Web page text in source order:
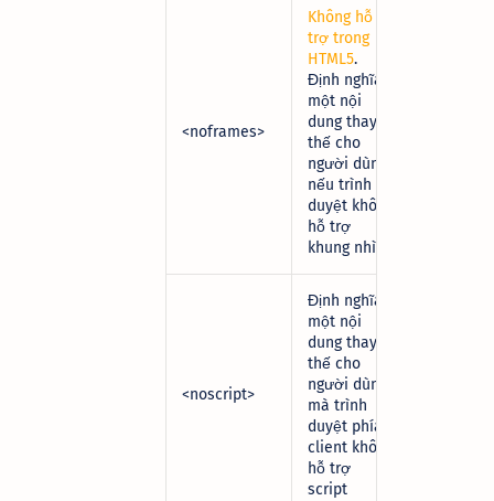
<noframes>
Không hỗ
trợ trong
HTML5.
Định nghĩa
một nội
dung thay
thế cho
người dùng
nếu trình
duyệt không
hỗ trợ
khung nhìn
<noscript>
Định nghĩa
một nội
dung thay
thế cho
người dùng
mà trình
duyệt phía
client không
hỗ trợ
script